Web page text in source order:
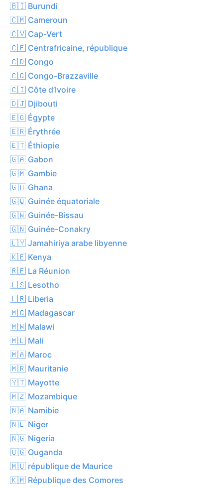
🇧🇮 Burundi
🇨🇲 Cameroun
🇨🇻 Cap-Vert
🇨🇫 Centrafricaine, république
🇨🇩 Congo
🇨🇬 Congo-Brazzaville
🇨🇮 Côte d’Ivoire
🇩🇯 Djibouti
🇪🇬 Égypte
🇪🇷 Érythrée
🇪🇹 Éthiopie
🇬🇦 Gabon
🇬🇲 Gambie
🇬🇭 Ghana
🇬🇶 Guinée équatoriale
🇬🇼 Guinée-Bissau
🇬🇳 Guinée-Conakry
🇱🇾 Jamahiriya arabe libyenne
🇰🇪 Kenya
🇷🇪 La Réunion
🇱🇸 Lesotho
🇱🇷 Liberia
🇲🇬 Madagascar
🇲🇼 Malawi
🇲🇱 Mali
🇲🇦 Maroc
🇲🇷 Mauritanie
🇾🇹 Mayotte
🇲🇿 Mozambique
🇳🇦 Namibie
🇳🇪 Niger
🇳🇬 Nigeria
🇺🇬 Ouganda
🇲🇺 république de Maurice
🇰🇲 République des Comores